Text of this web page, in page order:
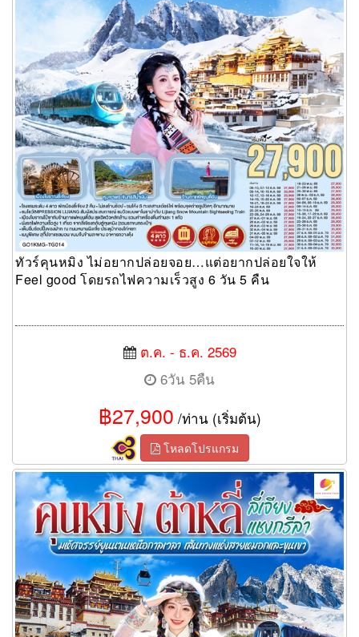
ทัวร์คุนหมิง ไม่อยากปล่อยจอย…แต่อยากปล่อยใจให้
Feel good โดยรถไฟความเร็วสูง 6 วัน 5 คืน
ต.ค. - ธ.ค. 2569
6วัน 5คืน
฿27,900 /ท่าน (เริ่มต้น)
โหลดโปรแกรม
ทัวร์คุนหมิง มหัศจรรย์ยูนนานเหนือกาลเวลา เส้นทางแห่งสายหมอก
และขุนเขา 6 วัน 5 คืน